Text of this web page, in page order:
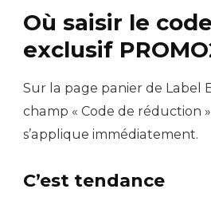
Où saisir le
exclusif
Sur la page panier de Label
champ « Code de réduction
s’applique immédiatement.
C’est tendance